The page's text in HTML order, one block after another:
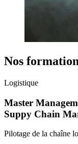
Nos
Logistique
Master
Suppy Chain
Pilotage de la chaîne